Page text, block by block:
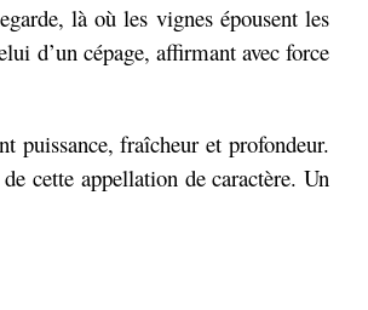
là où les vignes épousent les
d’un cépage, affirmant avec force
puissance, fraîcheur et profondeur.
cette appellation de caractère. Un